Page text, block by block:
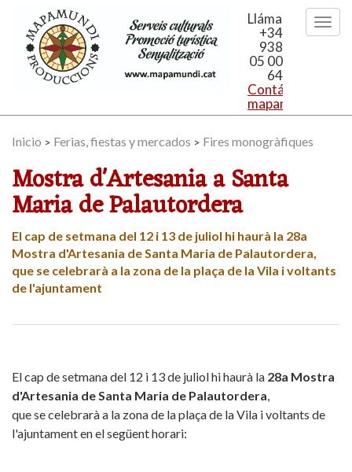
Llámanos
+34
938
05 00
64
Contáctanos:
Inicio > Ferias, fiestas y mercados > Fires monogràfiques
Mostra d'Artesania a Santa
Maria de Palautordera
El cap de setmana del 12 i 13 de juliol hi haurà la 28a
Mostra d'Artesania de Santa Maria de Palautordera,
que se celebrarà a la zona de la plaça de la Vila i voltants
de l'ajuntament
El cap de setmana del 12 i 13 de juliol hi haurà la 28a Mostra
d'Artesania de Santa Maria de Palautordera,
que se celebrarà a la zona de la plaça de la Vila i voltants de
l'ajuntament en el següent horari: